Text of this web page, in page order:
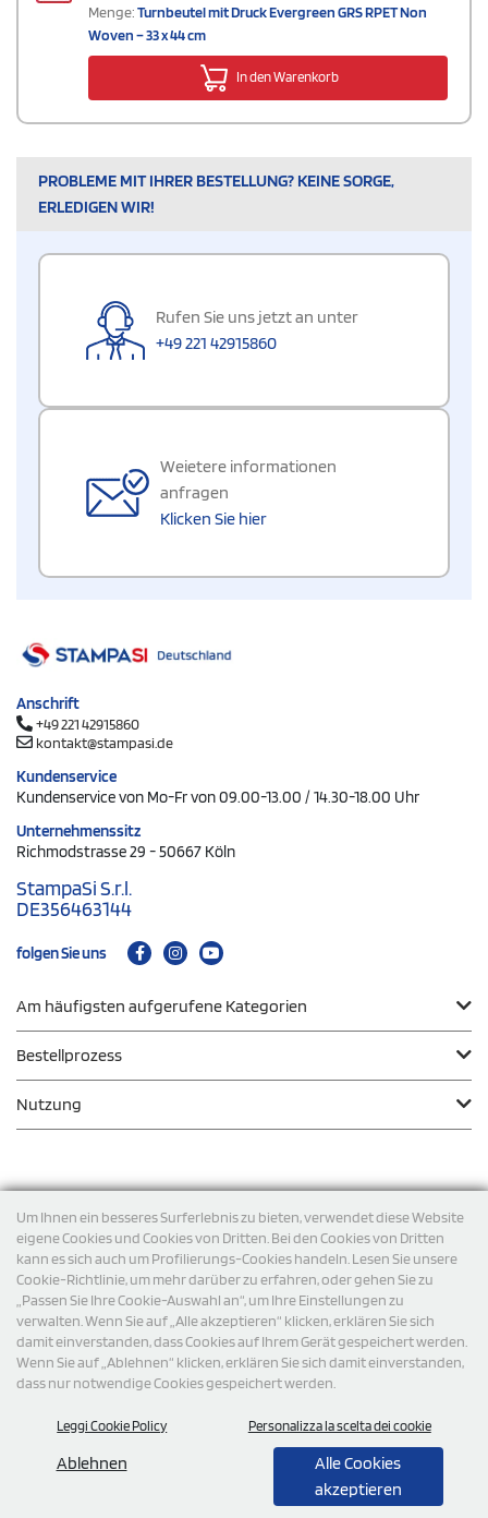
Um Ihnen ein besseres Surferlebnis zu bieten, verwendet diese Website
eigene Cookies und Cookies von Dritten. Bei den Cookies von Dritten
kann es sich auch um Profilierungs-Cookies handeln. Lesen Sie unsere
Cookie-Richtlinie, um mehr darüber zu erfahren, oder gehen Sie zu
„Passen Sie Ihre Cookie-Auswahl an“, um Ihre Einstellungen zu
verwalten. Wenn Sie auf „Alle akzeptieren“ klicken, erklären Sie sich
damit einverstanden, dass Cookies auf Ihrem Gerät gespeichert werden.
Wenn Sie auf „Ablehnen“ klicken, erklären Sie sich damit einverstanden,
dass nur notwendige Cookies gespeichert werden.
Leggi Cookie Policy Personalizza la scelta dei cookie
Ablehnen
Alle Cookies
akzeptieren
Menge:Turnbeutel mit Druck Evergreen GRS RPET Non
Woven – 33 x 44 cm
In den Warenkorb
PROBLEME MIT IHRER BESTELLUNG? KEINE SORGE,
ERLEDIGEN WIR!
Rufen Sie uns jetzt an unter
+49 221 42915860
Weietere informationen
anfragen
Klicken Sie hier
Anschrift
+49 221 42915860
kontakt@stampasi.de
Kundenservice
Kundenservice von Mo-Fr von 09.00-13.00 / 14.30-18.00 Uhr
Unternehmenssitz
Richmodstrasse 29 - 50667 Köln
StampaSi S.r.l.
DE356463144
folgen Sie uns
Am häufigsten aufgerufene Kategorien
Bestellprozess
Nutzung
Versand
© 2026 StampaSi s.r.l. ALLE RECHTE SIND VORBEHALTEN -
Steuernummer DE356463144